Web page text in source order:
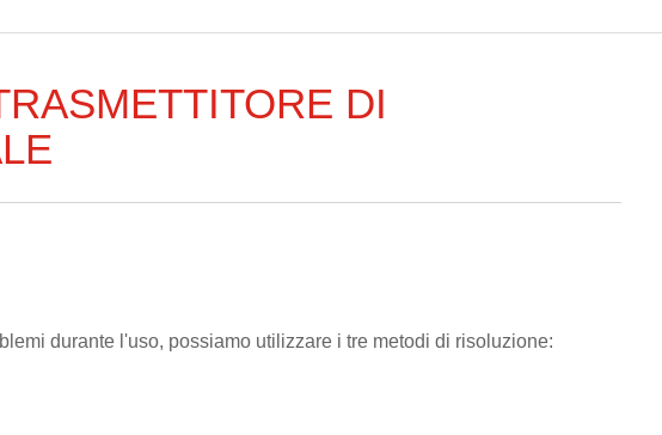
DI
durante l'uso, possiamo utilizzare i tre metodi di risoluzione: